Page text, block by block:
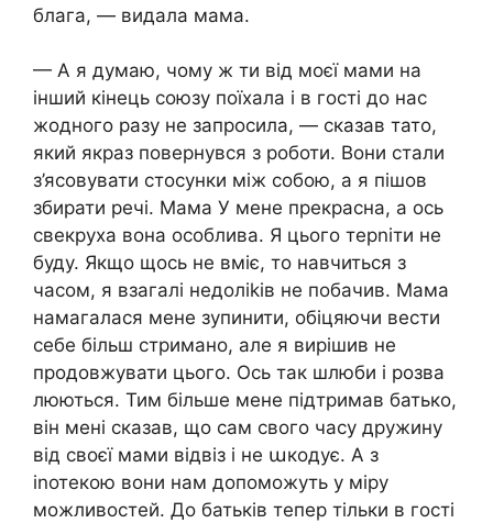
блага, — видала мама.
— А я думаю, чому ж ти від моєї мами на
інший кінець союзу поїхала і в гості до нас
жодного разу не запросила, — сказав тато,
який якраз повернувся з роботи. Вони стали
з’ясовувати стосунки між собою, а я пішов
збирати речі. Мама У мене прекрасна, а ось
свекруха вона особлива. Я цього терnіти не
буду. Якщо щось не вміє, то навчиться з
часом, я взагалі недоліkів не побачив. Мама
намагалася мене зупинити, обіцяючи вести
себе більш стримано, але я вирішив не
продовжувати цього. Ось так шлюби і розва
люються. Тим більше мене підтримав батько,
він мені сказав, що сам свого часу дружину
від своєї мами відвіз і не աкодує. А з
іnотекою вони нам допоможуть у міру
можливостей. До батьків тепер тільки в гості